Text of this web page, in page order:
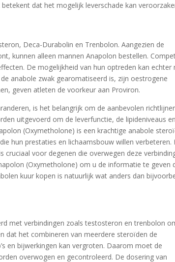
dat het mogelijk leverschade kan
Deca-Durabolin en Trenbolon. Aangezien de
kunnen alleen mannen Anapolon bestellen.
De mogelijkheid van hun optreden kan echter
anabole zwak gearomatiseerd is, zijn oestrogene
geven atleten de voorkeur aan Proviron.
is het belangrijk om de aanbevolen
uitgevoerd om de leverfunctie, de lipideniveaus
(Oxymetholone) is een krachtige anabole
hun prestaties en lichaamsbouw willen verbeteren.
cruciaal voor degenen die overwegen deze
(Oxymetholone) om u de informatie te geven
kuur kopen is natuurlijk wat anders dan
met verbindingen zoals testosteron en trenbolon
dat het combineren van meerdere steroïden de
en bijwerkingen kan vergroten. Daarom moet de
overwogen en gecontroleerd. De dosering van